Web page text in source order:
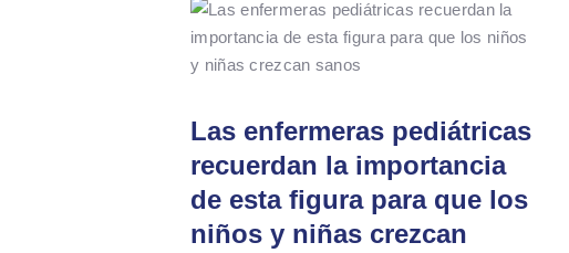
Las enfermeras pediátricas
recuerdan la importancia
de esta figura para que los
niños y niñas crezcan